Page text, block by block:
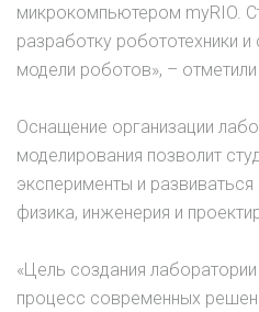
микрокомпьютером myRIO.
разработку робототехники
модели роботов», –
Оснащение организации
моделирования позволит
эксперименты и развиваться
физика, инженерия и
«Цель создания
процесс современных